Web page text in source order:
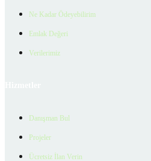
Ne Kadar Ödeyebilirim
Emlak Değeri
Verilerimiz
Danışman Bul
Projeler
Ücretsiz İlan Verin